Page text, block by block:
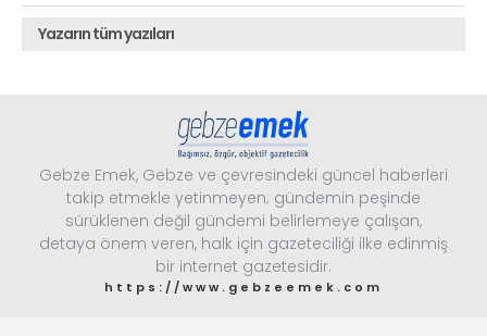
Yazarın tüm yazıları
Gebze Emek, Gebze ve çevresindeki güncel haberleri
takip etmekle yetinmeyen; gündemin peşinde
sürüklenen değil gündemi belirlemeye çalışan,
detaya önem veren, halk için gazeteciliği ilke edinmiş
bir internet gazetesidir.
https://www.gebzeemek.com